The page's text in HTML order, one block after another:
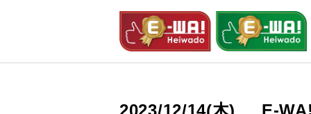
2023/12/14(木) E-